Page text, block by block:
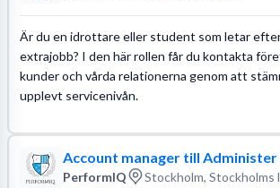
Är du en idrottare eller student som letar
extrajobb? I den här rollen får du kontakta
kunder och vårda relationerna genom att
upplevt servicenivån.
Account manager till Administer
PerformIQ Stockholm, Stockholms